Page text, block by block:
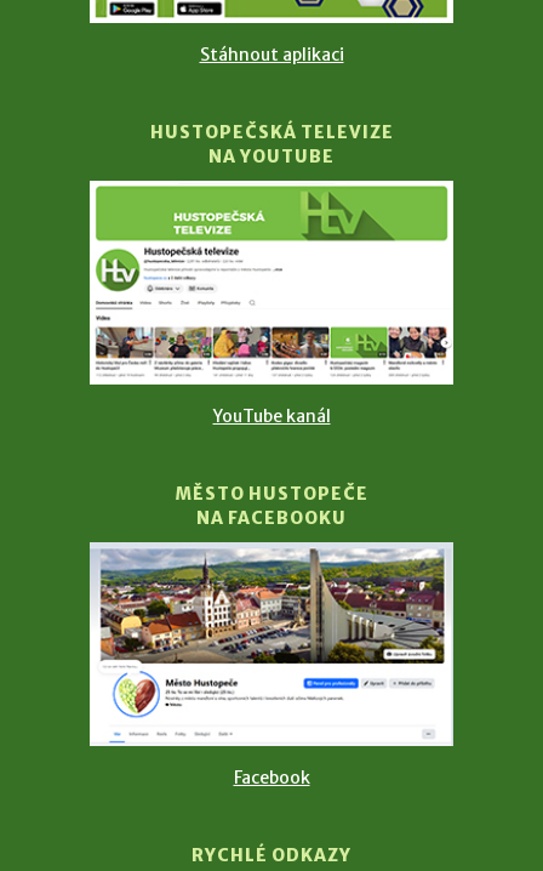
Stáhnout aplikaci
HUSTOPEČSKÁ TELEVIZE
NA YOUTUBE
YouTube kanál
MĚSTO HUSTOPEČE
NA FACEBOOKU
Facebook
RYCHLÉ ODKAZY